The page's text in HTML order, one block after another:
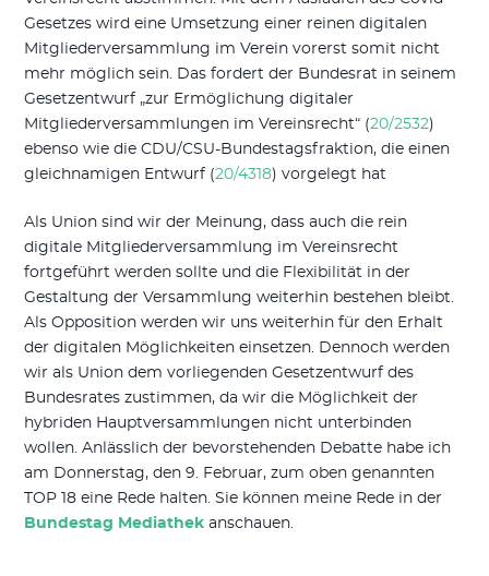
Gesetzes wird eine Umsetzung einer reinen digitalen
Mitgliederversammlung im Verein vorerst somit nicht
mehr möglich sein. Das fordert der Bundesrat in seinem
Gesetzentwurf „zur Ermöglichung digitaler
Mitgliederversammlungen im Vereinsrecht“ (20/2532)
ebenso wie die CDU/CSU-Bundestagsfraktion, die einen
gleichnamigen Entwurf (20/4318) vorgelegt hat
Als Union sind wir der Meinung, dass auch die rein
digitale Mitgliederversammlung im Vereinsrecht
fortgeführt werden sollte und die Flexibilität in der
Gestaltung der Versammlung weiterhin bestehen bleibt.
Als Opposition werden wir uns weiterhin für den Erhalt
der digitalen Möglichkeiten einsetzen. Dennoch werden
wir als Union dem vorliegenden Gesetzentwurf des
Bundesrates zustimmen, da wir die Möglichkeit der
hybriden Hauptversammlungen nicht unterbinden
wollen. Anlässlich der bevorstehenden Debatte habe ich
am Donnerstag, den 9. Februar, zum oben genannten
TOP 18 eine Rede halten. Sie können meine Rede in der
Bundestag Mediathekanschauen.